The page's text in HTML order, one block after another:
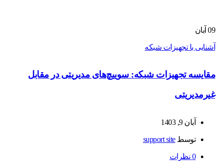
09 آبان
آشنایی با تجهیزات شبکه
مقایسه تجهیزات شبکه: سوییچ‌های مدیریتی در مقابل
غیرمدیریتی
آبان 9, 1403
توسطsupport site
0 نظرات